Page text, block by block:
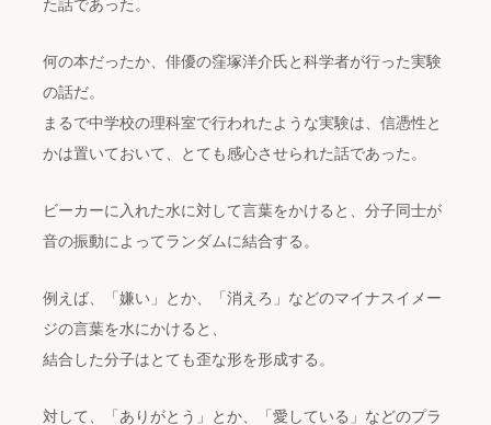
た話であった。
何の本だったか、俳優の窪塚洋介氏と科学者が行った実験
の話だ。
まるで中学校の理科室で行われたような実験は、信憑性と
かは置いておいて、とても感心させられた話であった。
ビーカーに入れた水に対して言葉をかけると、分子同士が
音の振動によってランダムに結合する。
例えば、「嫌い」とか、「消えろ」などのマイナスイメー
ジの言葉を水にかけると、
結合した分子はとても歪な形を形成する。
対して、「ありがとう」とか、「愛している」などのプラ